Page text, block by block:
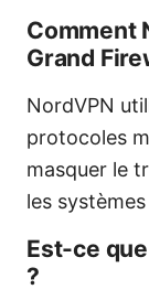
Comment
Grand
NordVPN
protocoles
masquer le
les
Est-ce
?